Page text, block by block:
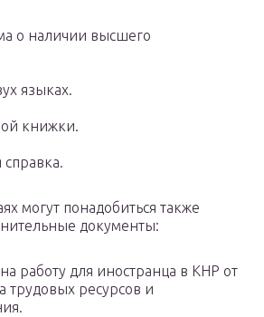
о наличии высшего
языках.
книжки.
могут понадобиться также
документы:
работу для иностранца в КНР от
трудовых ресурсов и